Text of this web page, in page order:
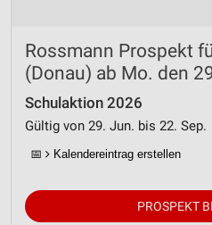
Rossmann Prospekt
(Donau) ab Mo. den
Schulaktion 2026
Gültig von 29. Jun. bis 22. Sep.
📅 Kalendereintrag erstellen
PROSPEKT